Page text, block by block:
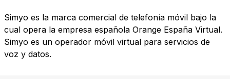
Simyo es la marca comercial de telefonía móvil bajo la
cual opera la empresa española Orange España Virtual.
Simyo es un operador móvil virtual para servicios de
voz y datos.